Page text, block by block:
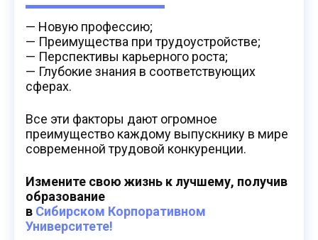
— Новую профессию;
— Преимущества при трудоустройстве;
— Перспективы карьерного роста;
— Глубокие знания в соответствующих
сферах.
Все эти факторы дают огромное
преимущество каждому выпускнику в мире
современной трудовой конкуренции.
Измените свою жизнь к лучшему, получив
образование
в Сибирском Корпоративном
Университете!